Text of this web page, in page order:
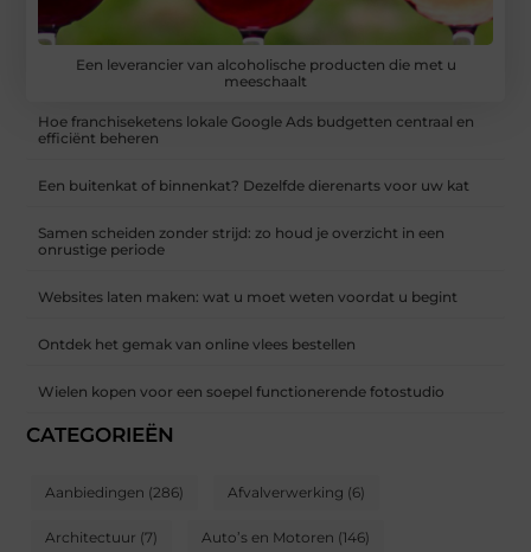
Een leverancier van alcoholische producten die met u
meeschaalt
Hoe franchiseketens lokale Google Ads budgetten centraal en
efficiënt beheren
Een buitenkat of binnenkat? Dezelfde dierenarts voor uw kat
Samen scheiden zonder strijd: zo houd je overzicht in een
onrustige periode
Websites laten maken: wat u moet weten voordat u begint
Ontdek het gemak van online vlees bestellen
Wielen kopen voor een soepel functionerende fotostudio
CATEGORIEËN
Aanbiedingen (286) Afvalverwerking (6)
Architectuur (7) Auto’s en Motoren (146)